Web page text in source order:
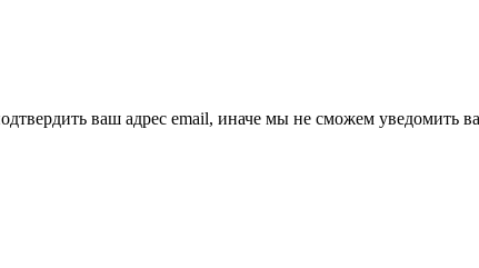
ваш адрес email, иначе мы не сможем уведомить